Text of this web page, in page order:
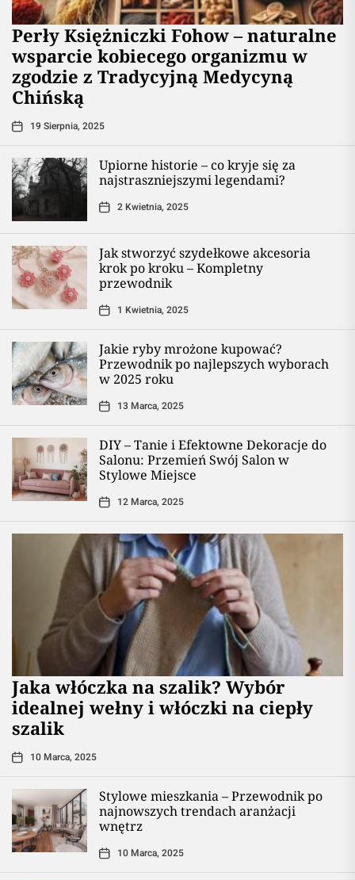
Perły Księżniczki Fohow – naturalne
wsparcie kobiecego organizmu w
zgodzie z Tradycyjną Medycyną
Chińską
19 Sierpnia, 2025
Upiorne historie – co kryje się za
najstraszniejszymi legendami?
2 Kwietnia, 2025
Jak stworzyć szydełkowe akcesoria
krok po kroku – Kompletny
przewodnik
1 Kwietnia, 2025
Jakie ryby mrożone kupować?
Przewodnik po najlepszych wyborach
w 2025 roku
13 Marca, 2025
DIY – Tanie i Efektowne Dekoracje do
Salonu: Przemień Swój Salon w
Stylowe Miejsce
12 Marca, 2025
Jaka włóczka na szalik? Wybór
idealnej wełny i włóczki na ciepły
szalik
10 Marca, 2025
Stylowe mieszkania – Przewodnik po
najnowszych trendach aranżacji
wnętrz
10 Marca, 2025